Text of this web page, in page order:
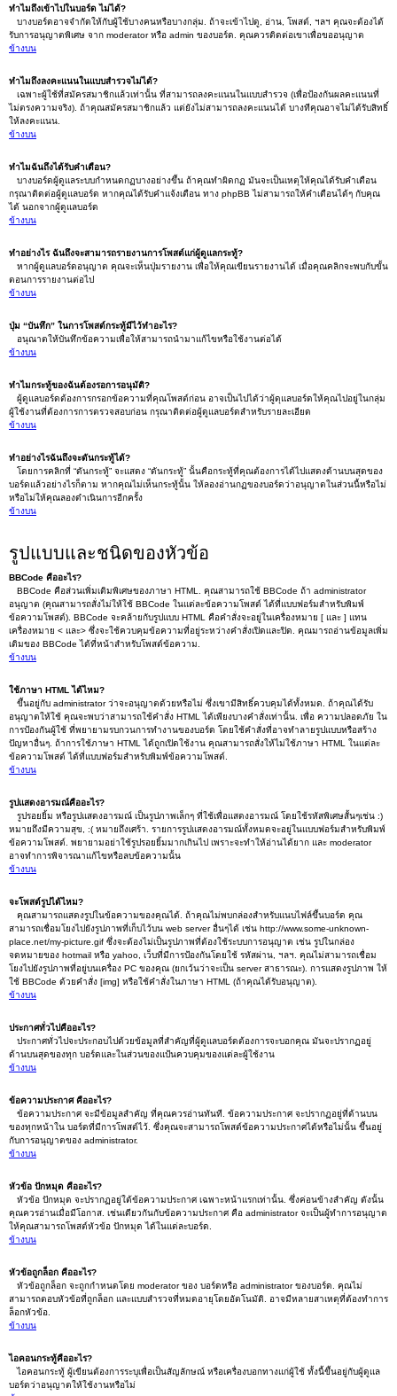
ทำไมถึงเข้าไปในบอร์ด ไม่ได้?
บางบอร์ดอาจจำกัดให้กับผู้ใช้บางคนหรือบางกลุ่ม. ถ้าจะเข้าไปดู, อ่าน, โพสต์, ฯลฯ คุณจะต้องได้
รับการอนุญาตพิเศษ จาก moderator หรือ admin ของบอร์ด. คุณควรติดต่อเขาเพื่อขออนุญาต
ข้างบน
ทำไมถึงลงคะแนนในแบบสำรวจไม่ได้?
เฉพาะผู้ใช้ที่สมัครสมาชิกแล้วเท่านั้น ที่สามารถลงคะแนนในแบบสำรวจ (เพื่อป้องกันผลคะแนนที่
ไม่ตรงความจริง). ถ้าคุณสมัครสมาชิกแล้ว แต่ยังไม่สามารถลงคะแนนได้ บางทีคุณอาจไม่ได้รับสิทธิ์
ให้ลงคะแนน.
ข้างบน
ทำไมฉันถึงได้รับคำเตือน?
บางบอร์ดผู้ดูแลระบบกำหนดกฏบางอย่างขึ้น ถ้าคุณทำผิดกฏ มันจะเป็นเหตุให้คุณได้รับคำเตือน
กรุณาติดต่อผู้ดูแลบอร์ด หากคุณได้รับคำแจ้งเตือน ทาง phpBB ไม่สามารถให้คำเตือนได้ๆ กับคุณ
ได้ นอกจากผู้ดูแลบอร์ด
ข้างบน
ทำอย่างไร ฉันถึงจะสามารถรายงานการโพสต์แก่ผู้ดูแลกระทู้?
หากผู้ดูแลบอร์ดอนุญาต คุณจะเห็นปุ่มรายงาน เพื่อให้คุณเขียนรายงานได้ เมื่อคุณคลิกจะพบกับขั้น
ตอนการรายงานต่อไป
ข้างบน
ปุ่ม “บันทึก” ในการโพสต์กระทู้มีไว้ทำอะไร?
อนุณาตให้บันทึกข้อความเพื่อให้สามารถนำมาแก้ไขหรือใช้งานต่อได้
ข้างบน
ทำไมกระทู้ของฉันต้องรอการอนุมัติ?
ผู้ดูแลบอร์ดต้องการกรอกข้อความที่คุณโพสต์ก่อน อาจเป็นไปได้ว่าผู้ดุแลบอร์ดให้คุณไปอยู่ในกลุ่ม
ผู้ใช้งานที่ต้องการการตรวจสอบก่อน กรุณาติดต่อผู้ดูแลบอร์ดสำหรับรายละเอียด
ข้างบน
ทำอย่างไรฉันถึงจะดันกระทู้ได้?
โดยการคลิกที่ “ดันกระทู้” จะแสดง “ดันกระทู้” นั้นคือกระทู้ที่คุณต้องการได้ไปแสดงด้านบนสุดของ
บอร์ดแล้วอย่างไรก็ตาม หากคุณไม่เห็นกระทู้นั้น ให้ลองอ่านกฏของบอร์ดว่าอนุญาตในส่วนนี้หรือไม่
หรือไม่ให้คุณลองดำเนินการอีกครั้ง
ข้างบน
รูปแบบและชนิดของหัวข้อ
BBCode คืออะไร?
BBCode คือส่วนเพิ่มเติมพิเศษของภาษา HTML. คุณสามารถใช้ BBCode ถ้า administrator
อนุญาต (คุณสามารถสั่งไม่ให้ใช้ BBCode ในแต่ละข้อความโพสต์ ได้ที่แบบฟอร์มสำหรับพิมพ์
ข้อความโพสต์). BBCode จะคล้ายกับรูปแบบ HTML คือคำสั่งจะอยู่ในเครื่องหมาย [ และ ] แทน
เครื่องหมาย < และ> ซึ่งจะใช้ควบคุมข้อความที่อยู่ระหว่างคำสั่งเปิดและปิด. คุณมารถอ่านข้อมูลเพิ่ม
เติมของ BBCode ได้ที่หน้าสำหรับโพสต์ข้อความ.
ข้างบน
ใช้ภาษา HTML ได้ไหม?
ขึ้นอยู่กับ administrator ว่าจะอนุญาตด้วยหรือไม่ ซึ่งเขามีสิทธิ์ควบคุมได้ทั้งหมด. ถ้าคุณได้รับ
อนุญาตให้ใช้ คุณจะพบว่าสามารถใช้คำสั่ง HTML ได้เพียงบางคำสั่งเท่านั้น. เพื่อ ความปลอดภัย ใน
การป้องกันผู้ใช้ ที่พยายามรบกวนการทำงานของบอร์ด โดยใช้คำสั่งที่อาจทำลายรูปแบบหรือสร้าง
ปัญหาอื่นๆ. ถ้าการใช้ภาษา HTML ได้ถูกเปิดใช้งาน คุณสามารถสั่งให้ไม่ใช้ภาษา HTML ในแต่ละ
ข้อความโพสต์ ได้ที่แบบฟอร์มสำหรับพิมพ์ข้อความโพสต์.
ข้างบน
รูปแสดงอารมณ์คืออะไร?
รูปรอยยิ้ม หรือรูปแสดงอารมณ์ เป็นรูปภาพเล็กๆ ที่ใช้เพื่อแสดงอารมณ์ โดยใช้รหัสพิเศษสั้นๆเช่น :)
หมายถึงมีความสุข, :( หมายถึงเศร้า. รายการรูปแสดงอารมณ์ทั้งหมดจะอยู่ในแบบฟอร์มสำหรับพิมพ์
ข้อความโพสต์. พยายามอย่าใช้รูปรอยยิ้มมากเกินไป เพราะจะทำให้อ่านได้ยาก และ moderator
อาจทำการพิจารณาแก้ไขหรือลบข้อความนั้น
ข้างบน
จะโพสต์รูปได้ไหม?
คุณสามารถแสดงรูปในข้อความของคุณได้. ถ้าคุณไม่พบกล่องสำหรับแนบไฟล์ขึ้นบอร์ด คุณ
สามารถเชื่อมโยงไปยังรูปภาพที่เก็บไว้บน web server อื่นๆได้ เช่น http://www.some-unknown-
place.net/my-picture.gif ซึ่งจะต้องไม่เป็นรูปภาพที่ต้องใช้ระบบการอนุญาต เช่น รูปในกล่อง
จดหมายของ hotmail หรือ yahoo, เว็บที่มีการป้องกันโดยใช้ รหัสผ่าน, ฯลฯ. คุณไม่สามารถเชื่อม
โยงไปยังรูปภาพที่อยู่บนเครื่อง PC ของคุณ (ยกเว้นว่าจะเป็น server สาธารณะ). การแสดงรูปภาพ ให้
ใช้ BBCode ด้วยคำสั่ง [img] หรือใช้คำสั่งในภาษา HTML (ถ้าคุณได้รับอนุญาต).
ข้างบน
ประกาศทั่วไปคืออะไร?
ประกาศทั่วไปจะประกอบไปด้วยข้อมูลที่สำคัญที่ผู้ดูแลบอร์ดต้องการจะบอกคุณ มันจะปรากฏอยู่
ด้านบนสุดของทุก บอร์ดและในส่วนของแป้นควบคุมของแต่ละผู้ใช้งาน
ข้างบน
ข้อความประกาศ คืออะไร?
ข้อความประกาศ จะมีข้อมูลสำคัญ ที่คุณควรอ่านทันที. ข้อความประกาศ จะปรากฏอยู่ที่ด้านบน
ของทุกหน้าใน บอร์ดที่มีการโพสต์ไว้. ซึ่งคุณจะสามารถโพสต์ข้อความประกาศได้หรือไม่นั้น ขึ้นอยู่
กับการอนุญาตของ administrator.
ข้างบน
หัวข้อ ปักหมุด คืออะไร?
หัวข้อ ปักหมุด จะปรากฏอยู่ใต้ข้อความประกาศ เฉพาะหน้าแรกเท่านั้น. ซึ่งค่อนข้างสำคัญ ดังนั้น
คุณควรอ่านเมื่อมีโอกาส. เช่นเดียวกันกับข้อความประกาศ คือ administrator จะเป็นผู้ทำการอนุญาต
ให้คุณสามารถโพสต์หัวข้อ ปักหมุด ได้ในแต่ละบอร์ด.
ข้างบน
หัวข้อถูกล็อก คืออะไร?
หัวข้อถูกล็อก จะถูกกำหนดโดย moderator ของ บอร์ดหรือ administrator ของบอร์ด. คุณไม่
สามารถตอบหัวข้อที่ถูกล็อก และแบบสำรวจที่หมดอายุโดยอัตโนมัติ. อาจมีหลายสาเหตุที่ต้องทำการ
ล็อกหัวข้อ.
ข้างบน
ไอคอนกระทู้คืออะไร?
ไอคอนกระทู้ ผู้เขียนต้องการระบุเพื่อเป็นสัญลักษณ์ หรือเครื่องบอกทางแก่ผู้ใช้ ทั้งนี้ขึ้นอยู่กับผู้ดูแล
บอร์ดว่าอนุญาตให้ใช้งานหรือไม่